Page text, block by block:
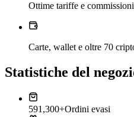
Ottime tariffe e commissioni
Carte, wallet e oltre 70
Statistiche del
591,300+Ordini evasi